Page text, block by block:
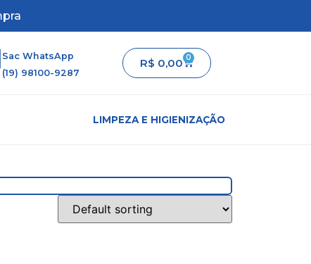
Sac WhatsApp
(19) 98100-9287
R$ 0,00 0
LIMPEZA E HIGIENIZAÇÃO